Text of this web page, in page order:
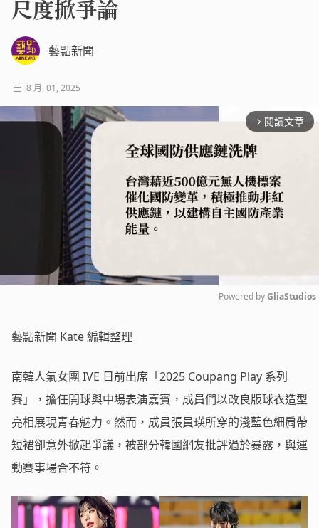
尺度掀爭論
藝點新聞
8 月. 01, 2025
arrow_forward_ios 閱讀文章
Powered by GliaStudios
藝點新聞 Kate 編輯整理
南韓人氣女團 IVE 日前出席「2025 Coupang Play 系列
賽」，擔任開球與中場表演嘉賓，成員們以改良版球衣造型
亮相展現青春魅力。然而，成員張員瑛所穿的淺藍色細肩帶
短裙卻意外掀起爭議，被部分韓國網友批評過於暴露，與運
動賽事場合不符。